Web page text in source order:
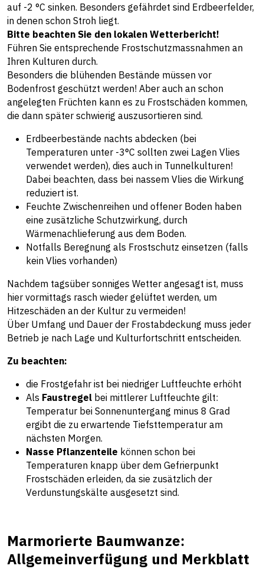
auf -2 °C sinken. Besonders gefährdet sind Erdbeerfelder,
in denen schon Stroh liegt.
Bitte beachten Sie den lokalen Wetterbericht!
Führen Sie entsprechende Frostschutzmassnahmen an
Ihren Kulturen durch.
Besonders die blühenden Bestände müssen vor
Bodenfrost geschützt werden! Aber auch an schon
angelegten Früchten kann es zu Frostschäden kommen,
die dann später schwierig auszusortieren sind.
Erdbeerbestände nachts abdecken (bei
Temperaturen unter -3°C sollten zwei Lagen Vlies
verwendet werden), dies auch in Tunnelkulturen!
Dabei beachten, dass bei nassem Vlies die Wirkung
reduziert ist.
Feuchte Zwischenreihen und offener Boden haben
eine zusätzliche Schutzwirkung, durch
Wärmenachlieferung aus dem Boden.
Notfalls Beregnung als Frostschutz einsetzen (falls
kein Vlies vorhanden)
Nachdem tagsüber sonniges Wetter angesagt ist, muss
hier vormittags rasch wieder gelüftet werden, um
Hitzeschäden an der Kultur zu vermeiden!
Über Umfang und Dauer der Frostabdeckung muss jeder
Betrieb je nach Lage und Kulturfortschritt entscheiden.
Zu beachten:
die Frostgefahr ist bei niedriger Luftfeuchte erhöht
Als Faustregel bei mittlerer Luftfeuchte gilt:
Temperatur bei Sonnenuntergang minus 8 Grad
ergibt die zu erwartende Tiefsttemperatur am
nächsten Morgen.
Nasse Pflanzenteile können schon bei
Temperaturen knapp über dem Gefrierpunkt
Frostschäden erleiden, da sie zusätzlich der
Verdunstungskälte ausgesetzt sind.
Marmorierte Baumwanze:
Allgemeinverfügung und Merkblatt